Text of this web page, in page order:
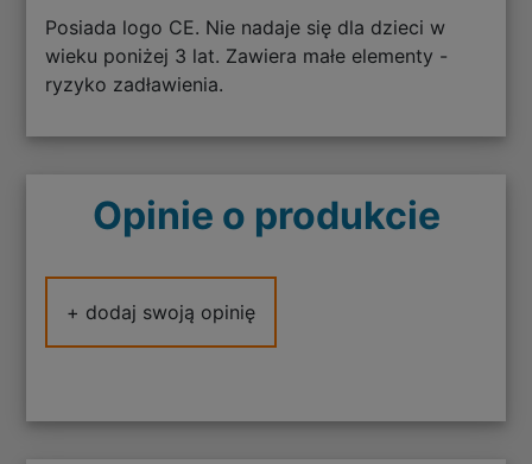
Posiada logo CE. Nie nadaje się dla dzieci w
wieku poniżej 3 lat. Zawiera małe elementy -
ryzyko zadławienia.
Opinie o produkcie
+ dodaj swoją opinię